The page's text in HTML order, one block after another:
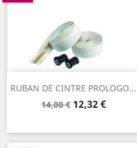
RUBAN DE CINTRE PROLOGO...
Prix
14,00 € Prix
12,32 €